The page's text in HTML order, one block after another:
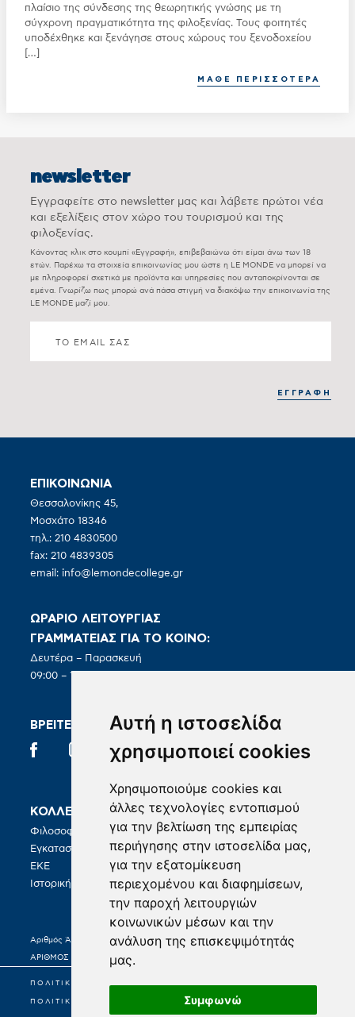
Αυτή η ιστοσελίδα
χρησιμοποιεί cookies
Χρησιμοποιούμε cookies και
άλλες τεχνολογίες εντοπισμού
για την βελτίωση της εμπειρίας
περιήγησης στην ιστοσελίδα μας,
για την εξατομίκευση
περιεχομένου και διαφημίσεων,
την παροχή λειτουργιών
κοινωνικών μέσων και την
ανάλυση της επισκεψιμότητάς
μας.
Συμφωνώ
πλαίσιο της σύνδεσης της θεωρητικής γνώσης με τη
σύγχρονη πραγματικότητα της φιλοξενίας. Τους φοιτητές
υποδέχθηκε και ξενάγησε στους χώρους του ξενοδοχείου
[…]
ΜΑΘΕ ΠΕΡΙΣΣΟΤΕΡΑ
newsletter
Εγγραφείτε στο newsletter μας και λάβετε πρώτοι νέα
και εξελίξεις στον χώρο του τουρισμού και της
φιλοξενίας.
Κάνοντας κλικ στο κουμπί «Εγγραφή», επιβεβαιώνω ότι είμαι άνω των 18
ετών. Παρέχω τα στοιχεία επικοινωνίας μου ώστε η LE MONDE να μπορεί να
με πληροφορεί σχετικά με προϊόντα και υπηρεσίες που ανταποκρίνονται σε
εμένα. Γνωρίζω πως μπορώ ανά πάσα στιγμή να διακόψω την επικοινωνία της
LE MONDE μαζί μου.
ΚΟΛΛΕΓΙΟ
Φιλοσοφία
Εγκαταστάσεις
ΕΚΕ
Ιστορική Διαδρομή
ΣΠΟΥΔΕΣ
BA in Hospitality Management
ΚΑΡΙΕΡΑ
Γραφείο Σταδιοδρομίας
ΕΠΙΚΟΙΝΩΝΙΑ
Θεσσαλονίκης 45,
Μοσχάτο 18346
τηλ.: 210 4830500
fax: 210 4839305
email: info@lemondecollege.gr
ΩΡΑΡΙΟ ΛΕΙΤΟΥΡΓΙΑΣ
ΓΡΑΜΜΑΤΕΙΑΣ ΓΙΑ ΤΟ ΚΟΙΝΟ:
Δευτέρα – Παρασκευή
09:00 – 19:00
ΒΡΕΙΤΕ ΜΑΣ ΣΤΑ SOCIAL
Αριθμός Άδειας Λειτουργίας 21977/Κ6/25-02-2022
ΑΡΙΘΜΟΣ ΓΕΜΗ: 0003171701000
ΠΟΛΙΤΙΚΗ ΠΡΟΣΤΑΣΙΑΣ ΠΡΟΣΩΠΙΚΩΝ ΔΕΔΟΜΕΝΩΝ
ΠΟΛΙΤΙΚΗ COOKIES